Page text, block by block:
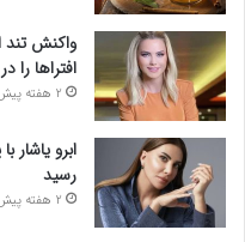
واکنش تند
افتراها را
2 هفته پیش
رسید
2 هفته پیش